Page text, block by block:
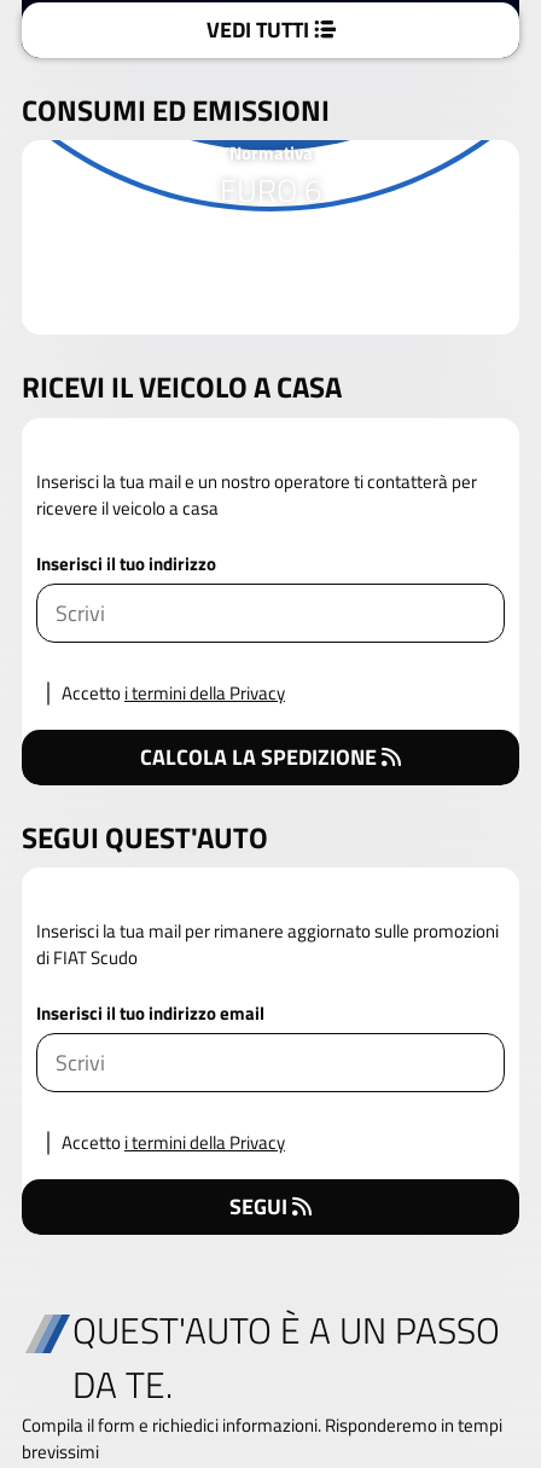
VEDI TUTTI
CONSUMI ED EMISSIONI
Normativa
EURO 6
RICEVI IL VEICOLO A CASA
Inserisci la tua mail e un nostro operatore ti contatterà per
ricevere il veicolo a casa
Inserisci il tuo indirizzo
Accettoi termini della Privacy
CALCOLA LA SPEDIZIONE
SEGUI QUEST'AUTO
Inserisci la tua mail per rimanere aggiornato sulle promozioni
di FIAT Scudo
Inserisci il tuo indirizzo email
Accettoi termini della Privacy
SEGUI
QUEST'AUTO È A UN PASSO
DA TE.
Compila il form e richiedici informazioni. Risponderemo in tempi
brevissimi